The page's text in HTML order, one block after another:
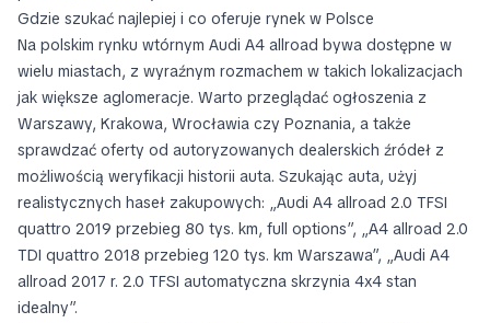
Gdzie szukać najlepiej i co oferuje rynek w Polsce
Na polskim rynku wtórnym Audi A4 allroad bywa dostępne w
wielu miastach, z wyraźnym rozmachem w takich lokalizacjach
jak większe aglomeracje. Warto przeglądać ogłoszenia z
Warszawy, Krakowa, Wrocławia czy Poznania, a także
sprawdzać oferty od autoryzowanych dealerskich źródeł z
możliwością weryfikacji historii auta. Szukając auta, użyj
realistycznych haseł zakupowych: „Audi A4 allroad 2.0 TFSI
quattro 2019 przebieg 80 tys. km, full options”, „A4 allroad 2.0
TDI quattro 2018 przebieg 120 tys. km Warszawa”, „Audi A4
allroad 2017 r. 2.0 TFSI automatyczna skrzynia 4x4 stan
idealny”.